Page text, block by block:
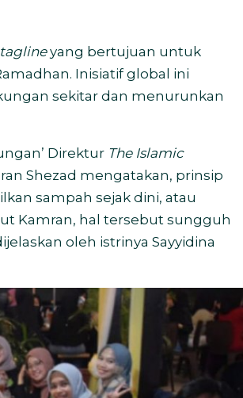
taglineyang bertujuan untuk
Inisiatif global ini
sekitar dan menurunkan
Direktur The Islamic
Shezad mengatakan, prinsip
sampah sejak dini, atau
Kamran, hal tersebut sungguh
oleh istrinya Sayyidina